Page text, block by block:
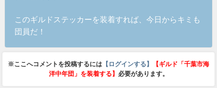
このギルドステッカーを装着すれば、今日からキミも
団員だ！
※ここへコメントを投稿するには 【ログインする】
【ギルド「千葉市海
洋中年団」を装着する】 必要があります。